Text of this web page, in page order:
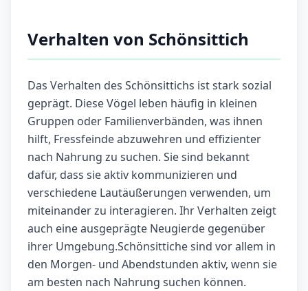
Verhalten von Schönsittich
Das Verhalten des Schönsittichs ist stark sozial
geprägt. Diese Vögel leben häufig in kleinen
Gruppen oder Familienverbänden, was ihnen
hilft, Fressfeinde abzuwehren und effizienter
nach Nahrung zu suchen. Sie sind bekannt
dafür, dass sie aktiv kommunizieren und
verschiedene Lautäußerungen verwenden, um
miteinander zu interagieren. Ihr Verhalten zeigt
auch eine ausgeprägte Neugierde gegenüber
ihrer Umgebung.Schönsittiche sind vor allem in
den Morgen- und Abendstunden aktiv, wenn sie
am besten nach Nahrung suchen können.